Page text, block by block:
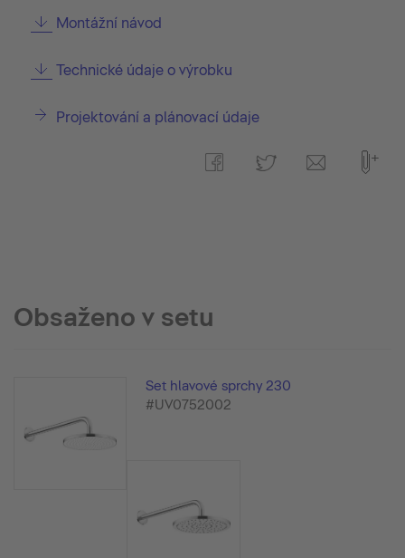
Montážní návod
Technické údaje o výrobku
Projektování a plánovací údaje
Obsaženo v setu
Set hlavové sprchy 230
#UV0752002